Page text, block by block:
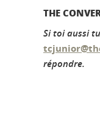
THE
Si toi aussi
répondre.